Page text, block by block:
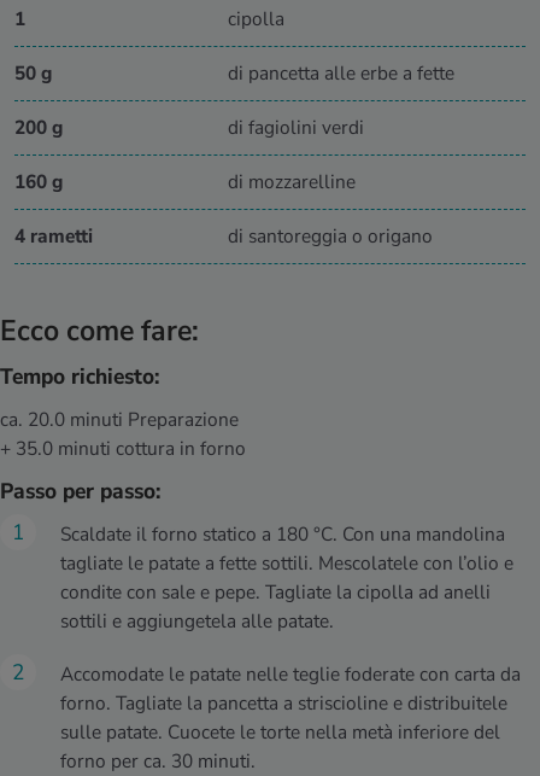
1 cipolla
50 g di pancetta alle erbe a fette
200 g di fagiolini verdi
160 g di mozzarelline
4 rametti di santoreggia o origano
Ecco come fare:
Tempo richiesto:
ca. 20.0 minuti Preparazione
+ 35.0 minuti cottura in forno
Passo per passo:
Scaldate il forno statico a 180 °C. Con una mandolina
tagliate le patate a fette sottili. Mescolatele con l’olio e
condite con sale e pepe. Tagliate la cipolla ad anelli
sottili e aggiungetela alle patate.
Accomodate le patate nelle teglie foderate con carta da
forno. Tagliate la pancetta a striscioline e distribuitele
sulle patate. Cuocete le torte nella metà inferiore del
forno per ca. 30 minuti.